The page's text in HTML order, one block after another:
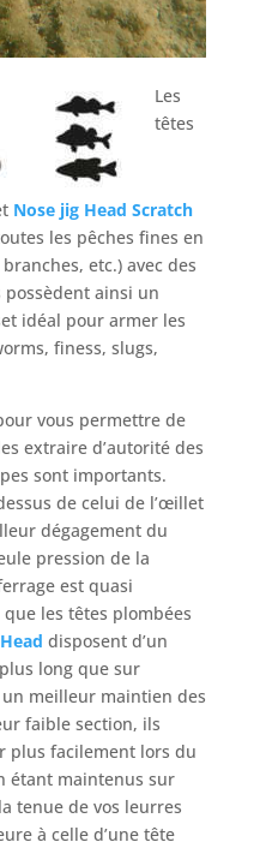
Les
têtes
Nose jig Head Scratch
les pêches fines en
etc.) avec des
possèdent ainsi un
idéal pour armer les
finess, slugs,
vous permettre de
extraire d’autorité des
sont importants.
de celui de l’œillet
dégagement du
pression de la
est quasi
les têtes plombées
disposent d’un
long que sur
meilleur maintien des
faible section, ils
plus facilement lors du
étant maintenus sur
tenue de vos leurres
à celle d’une tête